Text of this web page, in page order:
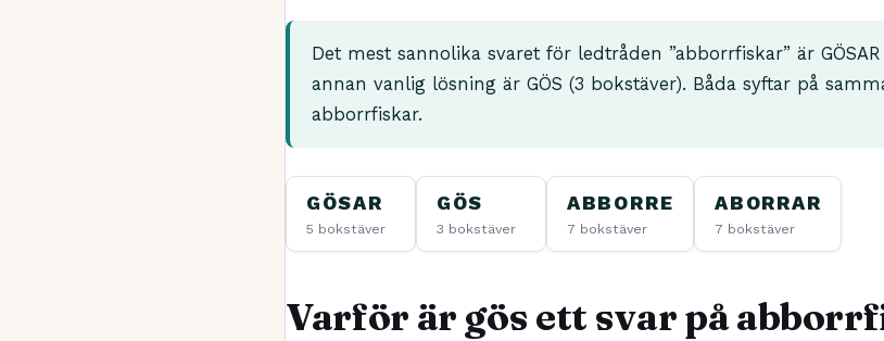
Det mest sannolika svaret för ledtråden ”abborrfiskar” är
annan vanlig lösning är GÖS (3 bokstäver). Båda syftar på
abborrfiskar.
GÖSAR
5 bokstäver
GÖS
3 bokstäver
ABBORRE
7 bokstäver
ABORRAR
7 bokstäver
Varför är gös ett svar på